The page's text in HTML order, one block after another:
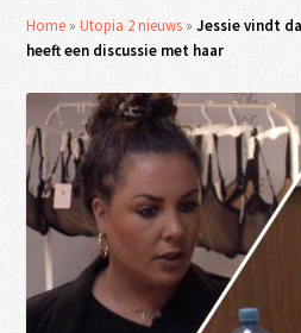
Home »Utopia 2 nieuws »Jessie vindt
heeft een discussie met haar